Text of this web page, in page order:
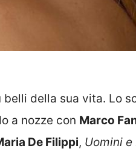
della sua vita. Lo
a nozze con Marco
De Filippi, Uomini e